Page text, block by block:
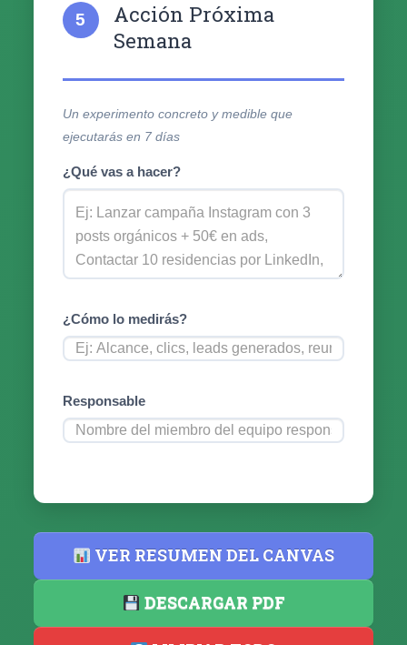
5
Acción Próxima
Semana
Un experimento concreto y medible que
ejecutarás en 7 días
¿Qué vas a hacer?
¿Cómo lo medirás?
Responsable
VER RESUMEN DEL CANVAS
DESCARGAR PDF